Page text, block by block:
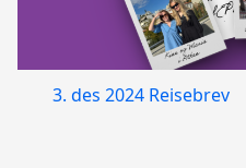
3. des 2024 Reisebrev